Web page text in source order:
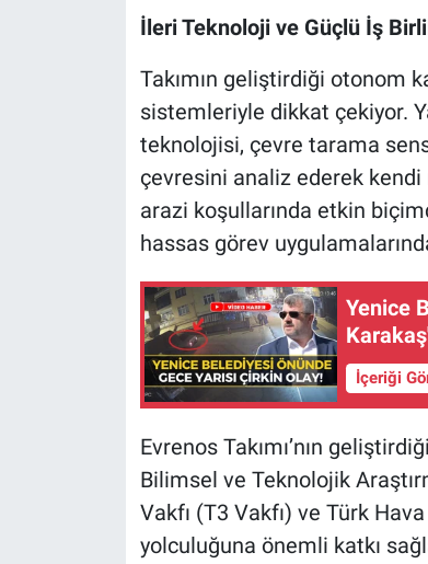
İleri Teknoloji ve Güçlü İş
Takımın geliştirdiği otonom
sistemleriyle dikkat çekiyor.
teknolojisi, çevre tarama
çevresini analiz ederek kendi
arazi koşullarında etkin
hassas görev
Yenice
İçeriği
Evrenos Takımı’nın
Bilimsel ve Teknolojik
Vakfı (T3 Vakfı) ve Türk
yolculuğuna önemli katkı